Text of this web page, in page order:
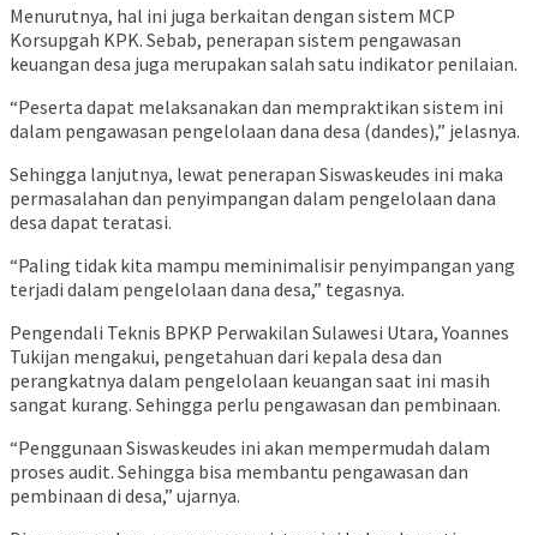
Menurutnya, hal ini juga berkaitan dengan sistem MCP
Korsupgah KPK. Sebab, penerapan sistem pengawasan
keuangan desa juga merupakan salah satu indikator penilaian.
“Peserta dapat melaksanakan dan mempraktikan sistem ini
dalam pengawasan pengelolaan dana desa (dandes),” jelasnya.
Sehingga lanjutnya, lewat penerapan Siswaskeudes ini maka
permasalahan dan penyimpangan dalam pengelolaan dana
desa dapat teratasi.
“Paling tidak kita mampu meminimalisir penyimpangan yang
terjadi dalam pengelolaan dana desa,” tegasnya.
Pengendali Teknis BPKP Perwakilan Sulawesi Utara, Yoannes
Tukijan mengakui, pengetahuan dari kepala desa dan
perangkatnya dalam pengelolaan keuangan saat ini masih
sangat kurang. Sehingga perlu pengawasan dan pembinaan.
“Penggunaan Siswaskeudes ini akan mempermudah dalam
proses audit. Sehingga bisa membantu pengawasan dan
pembinaan di desa,” ujarnya.